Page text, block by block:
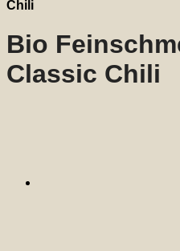
Chili
Bio
Classic Chili